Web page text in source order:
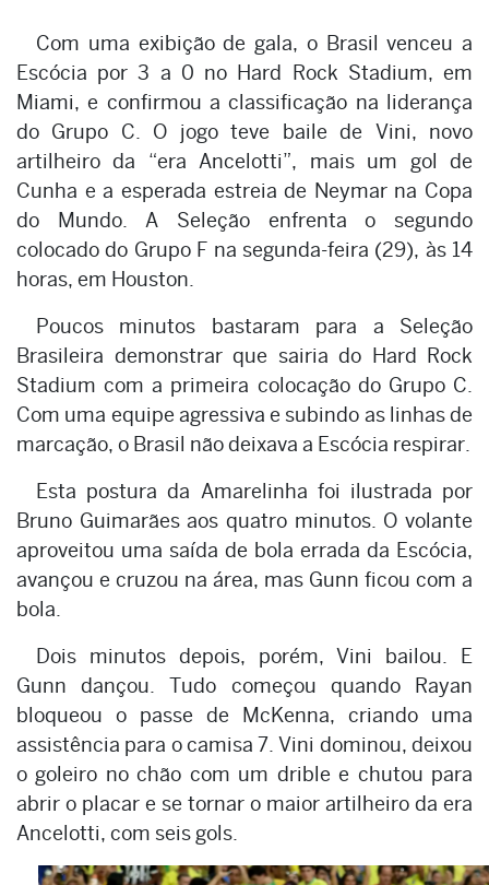
Com uma exibição de gala, o Brasil venceu a
Escócia por 3 a 0 no Hard Rock Stadium, em
Miami, e confirmou a classificação na liderança
do Grupo C. O jogo teve baile de Vini, novo
artilheiro da “era Ancelotti”, mais um gol de
Cunha e a esperada estreia de Neymar na Copa
do Mundo. A Seleção enfrenta o segundo
colocado do Grupo F na segunda-feira (29), às 14
horas, em Houston.
Poucos minutos bastaram para a Seleção
Brasileira demonstrar que sairia do Hard Rock
Stadium com a primeira colocação do Grupo C.
Com uma equipe agressiva e subindo as linhas de
marcação, o Brasil não deixava a Escócia respirar.
Esta postura da Amarelinha foi ilustrada por
Bruno Guimarães aos quatro minutos. O volante
aproveitou uma saída de bola errada da Escócia,
avançou e cruzou na área, mas Gunn ficou com a
bola.
Dois minutos depois, porém, Vini bailou. E
Gunn dançou. Tudo começou quando Rayan
bloqueou o passe de McKenna, criando uma
assistência para o camisa 7. Vini dominou, deixou
o goleiro no chão com um drible e chutou para
abrir o placar e se tornar o maior artilheiro da era
Ancelotti, com seis gols.